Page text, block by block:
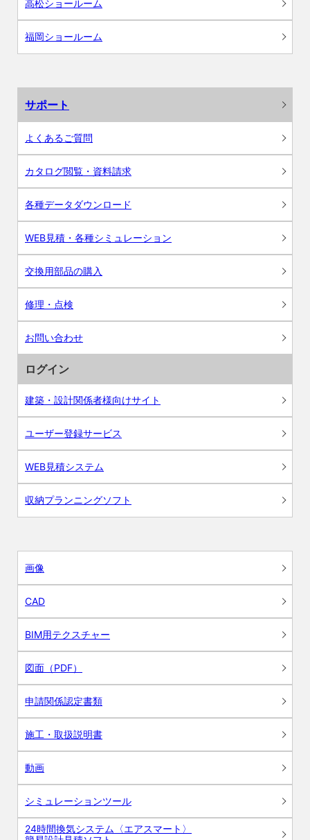
高松ショールーム
福岡ショールーム
サポート
よくあるご質問
カタログ閲覧・資料請求
各種データダウンロード
WEB見積・各種シミュレーション
交換用部品の購入
修理・点検
お問い合わせ
ログイン
建築・設計関係者様向けサイト
ユーザー登録サービス
WEB見積システム
収納プランニングソフト
画像
CAD
BIM用テクスチャー
図面（PDF）
申請関係認定書類
施工・取扱説明書
動画
シミュレーションツール
24時間換気システム〈エアスマート〉